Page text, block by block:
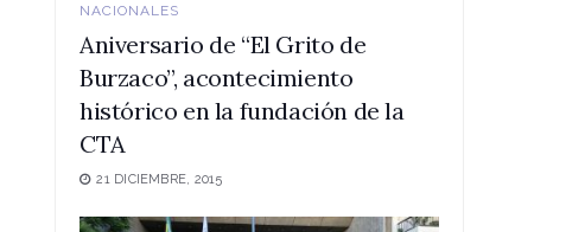
NACIONALES
Aniversario de “El Grito de
Burzaco”, acontecimiento
histórico en la fundación de la
CTA
21 DICIEMBRE, 2015